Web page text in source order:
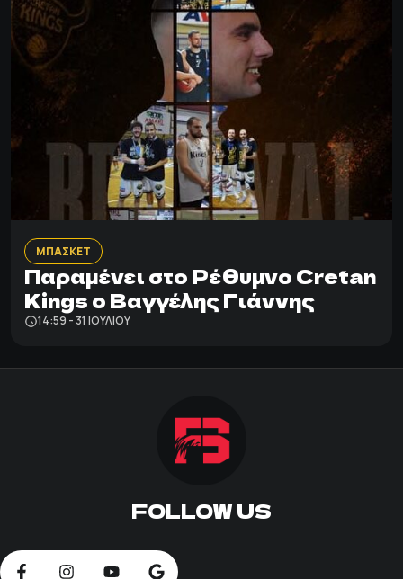
ΜΠΑΣΚΕΤ
Παραμένει στο Ρέθυμνο Cretan
Kings ο Βαγγέλης Γιάννης
14:59 - 31 ΙΟΥΛΊΟΥ
FOLLOW US